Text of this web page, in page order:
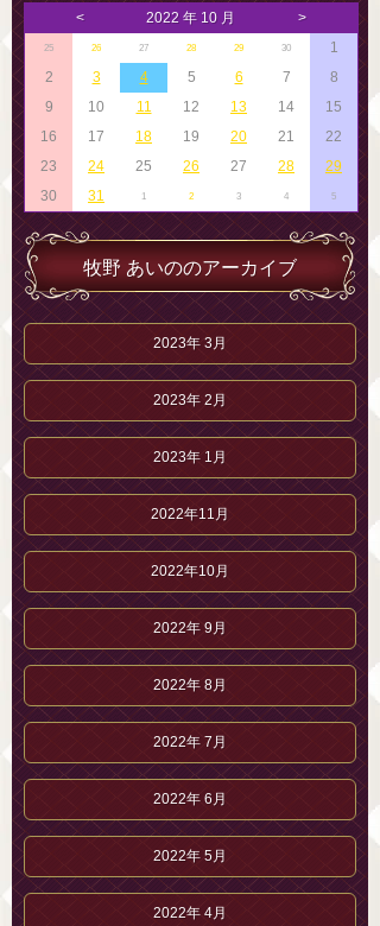
< 2022 年 10 月 >
25 26 27 28 29 30
1
2
3 4 5 6 7
8
9
10 11 12 13 14
15
16
17 18 19 20 21
22
23
24 25 26 27 28
29
30
31 1 2 3 4 5
牧野 あいののアーカイブ
2023年 3月
2023年 2月
2023年 1月
2022年11月
2022年10月
2022年 9月
2022年 8月
2022年 7月
2022年 6月
2022年 5月
2022年 4月